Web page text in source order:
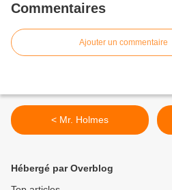
Commentaires
Ajouter un commentaire
< Mr. Holmes
Hébergé par Overblog